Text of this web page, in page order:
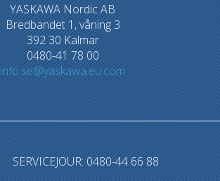
YASKAWA Nordic AB
Bredbandet 1, våning 3
392 30 Kalmar
0480-41 78 00
info.se@yaskawa.eu.com
SERVICEJOUR: 0480-44 66 88